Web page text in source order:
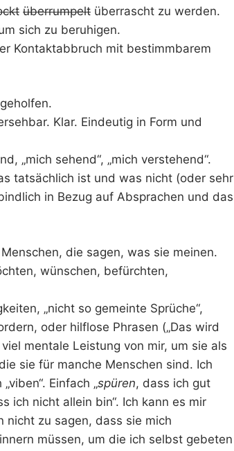
überrumpelt überrascht zu werden.
sich zu beruhigen.
Kontaktabbruch mit bestimmbarem
Klar. Eindeutig in Form und
„mich sehend“, „mich verstehend“.
tatsächlich ist und was nicht (oder sehr
in Bezug auf Absprachen und das
die sagen, was sie meinen.
wünschen, befürchten,
„nicht so gemeinte Sprüche“,
oder hilflose Phrasen („Das wird
mentale Leistung von mir, um sie als
sie für manche Menschen sind. Ich
Einfach „spüren, dass ich gut
ich nicht allein bin“. Ich kann es mir
nicht zu sagen, dass sie mich
müssen, um die ich selbst gebeten